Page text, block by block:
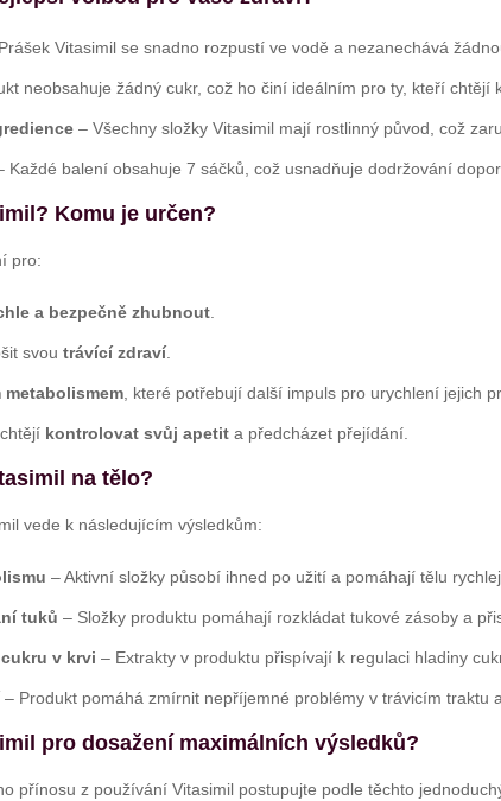
Vitasimil se snadno rozpustí ve vodě a nezanechává
neobsahuje žádný cukr, což ho činí ideálním pro ty, kteří
– Všechny složky Vitasimil mají rostlinný původ, což
Každé balení obsahuje 7 sáčků, což usnadňuje dodržování
Komu je určen?
pro:
a bezpečně zhubnout.
svou trávící zdraví.
metabolismem, které potřebují další impuls pro urychlení jejich
kontrolovat svůj apetit a předcházet přejídání.
na tělo?
vede k následujícím výsledkům:
– Aktivní složky působí ihned po užití a pomáhají tělu
tuků – Složky produktu pomáhají rozkládat tukové zásoby a
v krvi – Extrakty v produktu přispívají k regulaci hladiny
– Produkt pomáhá zmírnit nepříjemné problémy v trávicím traktu
pro dosažení maximálních výsledků?
přínosu z používání Vitasimil postupujte podle těchto